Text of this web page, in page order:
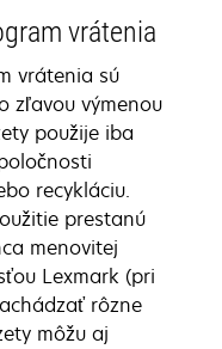
vrátenia
vrátenia sú
zľavou výmenou
použije iba
recykláciu.
prestanú
menovitej
Lexmark (pri
rôzne
môžu aj